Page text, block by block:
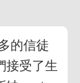
的信徒
接受了生